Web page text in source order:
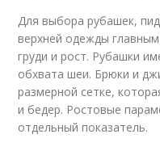
Для выбора рубашек,
верхней одежды
груди и рост. Рубашки
обхвата шеи. Брюки и
размерной сетке,
и бедер. Ростовые
отдельный показатель.